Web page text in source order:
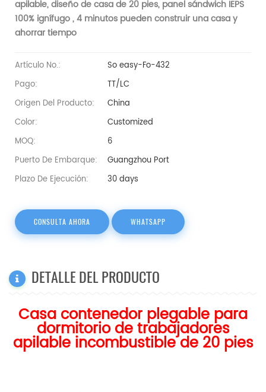
apilable, diseño de casa de 20 pies, panel sándwich IEPS
100% ignífugo, 4 minutos pueden construir una casa y
ahorrar tiempo
Artículo No.:
So easy-Fo-432
Pago:
TT/LC
Origen Del Producto:
China
Color:
Customized
MOQ:
6
Puerto De Embarque:
Guangzhou Port
Plazo De Ejecución:
30 days
CONSULTA AHORA WHATSAPP
DETALLE DEL PRODUCTO
Casa contenedor plegable para
dormitorio de trabajadores
apilable incombustible de 20 pies